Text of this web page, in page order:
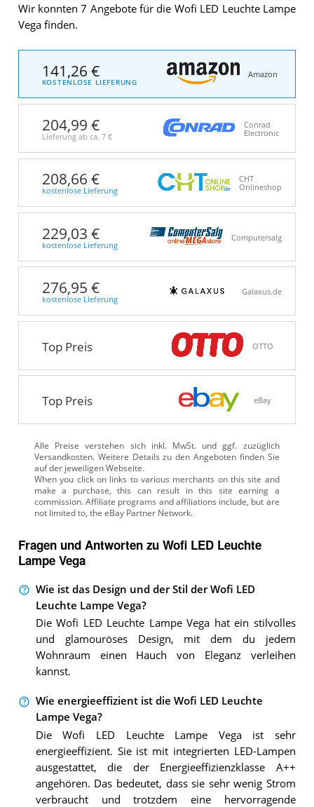
Wir konnten 7 Angebote für die Wofi LED Leuchte Lampe
Vega finden.
141,26 €
KOSTENLOSE LIEFERUNG
Amazon
204,99 €
Lieferung ab ca. 7 €
Conrad
Electronic
208,66 €
kostenlose Lieferung
CHT
Onlineshop
229,03 €
kostenlose Lieferung
Computersalg
276,95 €
kostenlose Lieferung
Galaxus.de
Top Preis OTTO
Top Preis eBay
Alle Preise verstehen sich inkl. MwSt. und ggf. zuzüglich
Versandkosten. Weitere Details zu den Angeboten finden Sie
auf der jeweiligen Webseite.
Fragen und Antworten zu Wofi LED Leuchte
Lampe Vega
Wie ist das Design und der Stil der Wofi LED
Leuchte Lampe Vega?
Die Wofi LED Leuchte Lampe Vega hat ein stilvolles
und glamouröses Design, mit dem du jedem
Wohnraum einen Hauch von Eleganz verleihen
kannst.
Wie energieeffizient ist die Wofi LED Leuchte
Lampe Vega?
Die Wofi LED Leuchte Lampe Vega ist sehr
energieeffizient. Sie ist mit integrierten LED-Lampen
ausgestattet, die der Energieeffizienzklasse A++
angehören. Das bedeutet, dass sie sehr wenig Strom
verbraucht und trotzdem eine hervorragende